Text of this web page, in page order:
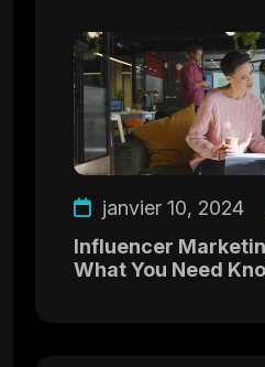
janvier 10, 2024
Influencer
What You Need